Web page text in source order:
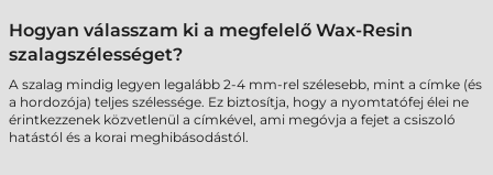
Hogyan válasszam ki a megfelelő Wax-Resin
szalagszélességet?
A szalag mindig legyen legalább 2-4 mm-rel szélesebb, mint a címke (és
a hordozója) teljes szélessége. Ez biztosítja, hogy a nyomtatófej élei ne
érintkezzenek közvetlenül a címkével, ami megóvja a fejet a csiszoló
hatástól és a korai meghibásodástól.